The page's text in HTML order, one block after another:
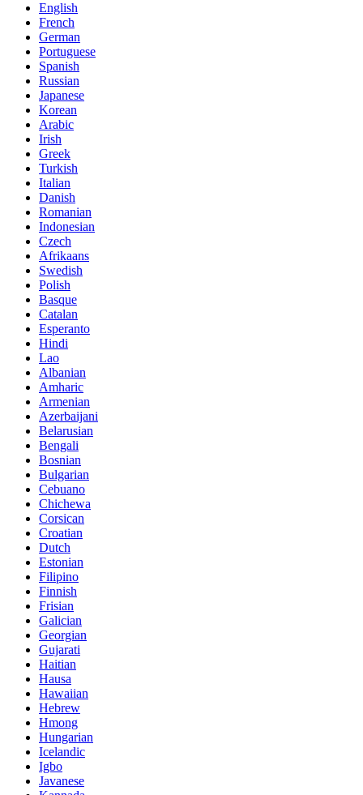
English
French
German
Portuguese
Spanish
Russian
Japanese
Korean
Arabic
Irish
Greek
Turkish
Italian
Danish
Romanian
Indonesian
Czech
Afrikaans
Swedish
Polish
Basque
Catalan
Esperanto
Hindi
Lao
Albanian
Amharic
Armenian
Azerbaijani
Belarusian
Bengali
Bosnian
Bulgarian
Cebuano
Chichewa
Corsican
Croatian
Dutch
Estonian
Filipino
Finnish
Frisian
Galician
Georgian
Gujarati
Haitian
Hausa
Hawaiian
Hebrew
Hmong
Hungarian
Icelandic
Igbo
Javanese